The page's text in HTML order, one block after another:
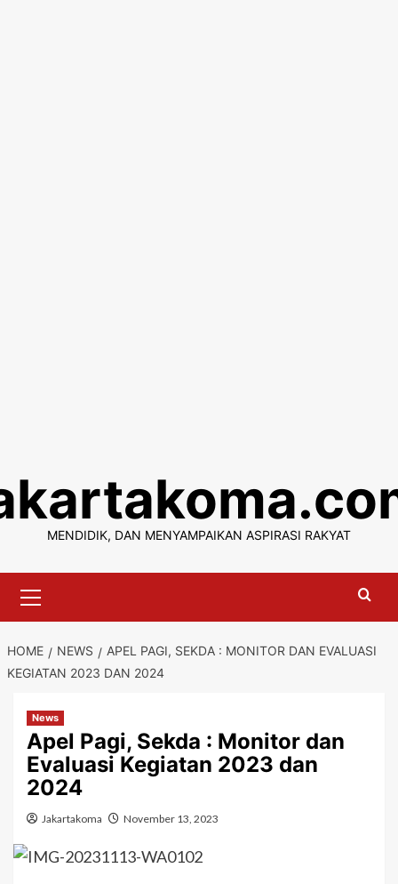
content
MENDIDIK, DAN MENYAMPAIKAN ASPIRASI RAKYAT
Menu
HOME NEWS
APEL PAGI, SEKDA : MONITOR DAN EVALUASI
KEGIATAN 2023 DAN 2024
News
Apel Pagi, Sekda : Monitor dan
Evaluasi Kegiatan 2023 dan
2024
Jakartakoma November 13, 2023